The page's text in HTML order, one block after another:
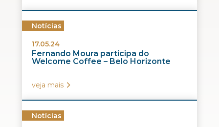
Notícias
17.05.24
Fernando Moura participa do
Welcome Coffee – Belo Horizonte
veja mais
Notícias